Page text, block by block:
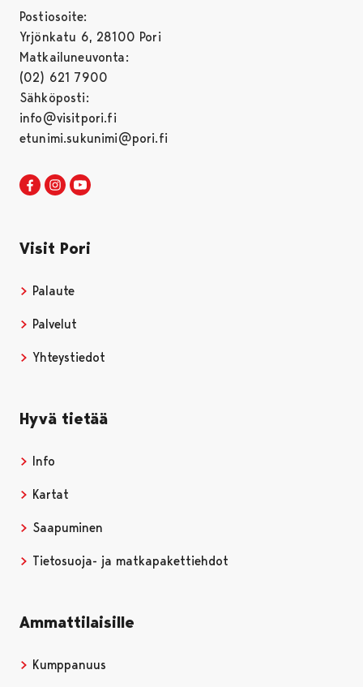
Postiosoite:
Yrjönkatu 6, 28100 Pori
Matkailuneuvonta:
(02) 621 7900
Sähköposti:
info@visitpori.fi
etunimi.sukunimi@pori.fi
Visit Pori Facebookissa
Avautuu uudessa välilehdessä
Visit Pori Instagrammissa
Avautuu uudessa välilehdessä
Visit Pori
Palaute
Palvelut
Yhteystiedot
Hyvä tietää
Info
Kartat
Saapuminen
Tietosuoja- ja matkapakettiehdot
Ammattilaisille
Kumppanuus